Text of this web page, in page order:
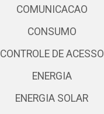
COMUNICACAO
CONSUMO
CONTROLE DE ACESSO
ENERGIA
ENERGIA SOLAR